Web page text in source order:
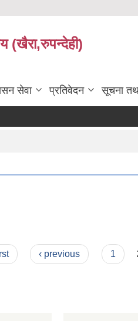
(खैरा,रुपन्देही)
सेवा प्रतिवेदन सूचना
‹ previous 1